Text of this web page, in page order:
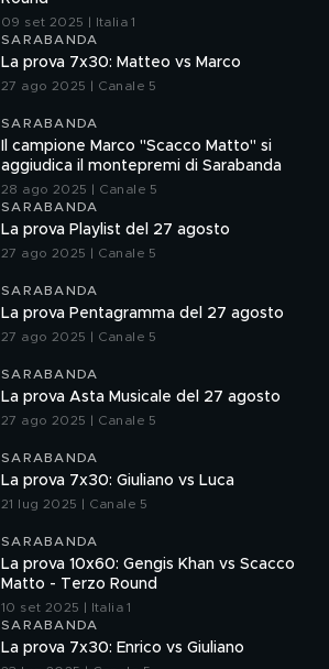
09 set 2025 | Italia 1
SARABANDA
La prova 7x30: Matteo vs Marco
27 ago 2025 | Canale 5
SARABANDA
Il campione Marco "Scacco Matto" si
aggiudica il montepremi di Sarabanda
28 ago 2025 | Canale 5
SARABANDA
La prova Playlist del 27 agosto
27 ago 2025 | Canale 5
SARABANDA
La prova Pentagramma del 27 agosto
27 ago 2025 | Canale 5
SARABANDA
La prova Asta Musicale del 27 agosto
27 ago 2025 | Canale 5
SARABANDA
La prova 7x30: Giuliano vs Luca
21 lug 2025 | Canale 5
SARABANDA
La prova 10x60: Gengis Khan vs Scacco
Matto - Terzo Round
10 set 2025 | Italia 1
SARABANDA
La prova 7x30: Enrico vs Giuliano